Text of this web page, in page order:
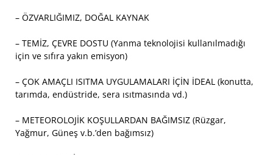
– ÖZVARLIĞIMIZ, DOĞAL KAYNAK
– TEMİZ, ÇEVRE DOSTU (Yanma teknolojisi kullanılmadığı
için ve sıfıra yakın emisyon)
– ÇOK AMAÇLI ISITMA UYGULAMALARI İÇİN İDEAL (konutta,
tarımda, endüstride, sera ısıtmasında vd.)
– METEOROLOJİK KOŞULLARDAN BAĞIMSIZ (Rüzgar,
Yağmur, Güneş v.b.’den bağımsız)